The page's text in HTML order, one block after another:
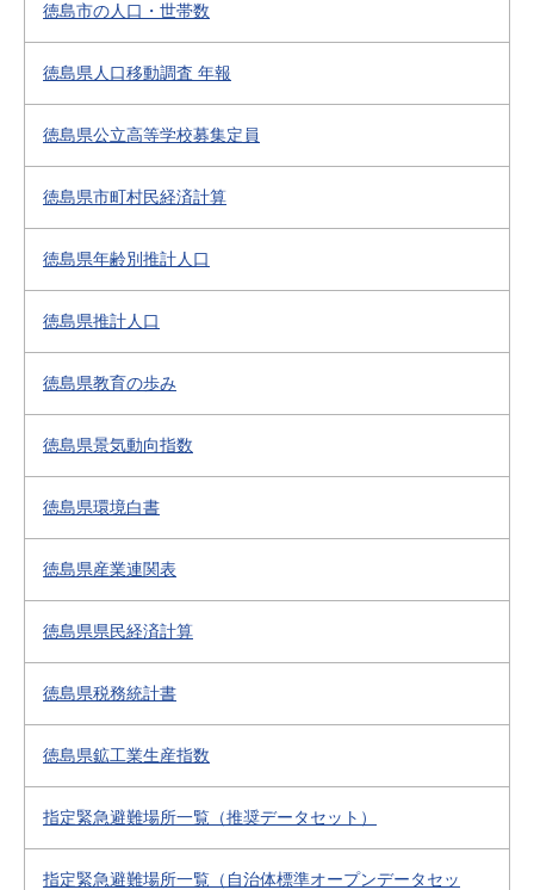
徳島市の人口・世帯数
徳島県人口移動調査 年報
徳島県公立高等学校募集定員
徳島県市町村民経済計算
徳島県年齢別推計人口
徳島県推計人口
徳島県教育の歩み
徳島県景気動向指数
徳島県環境白書
徳島県産業連関表
徳島県県民経済計算
徳島県税務統計書
徳島県鉱工業生産指数
指定緊急避難場所一覧（推奨データセット）
指定緊急避難場所一覧（自治体標準オープンデータセッ